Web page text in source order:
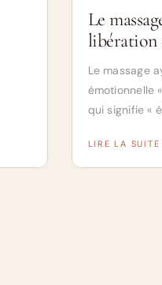
Le
libération
Le massage
émotionnelle
qui signifie «
LIRE LA SUITE